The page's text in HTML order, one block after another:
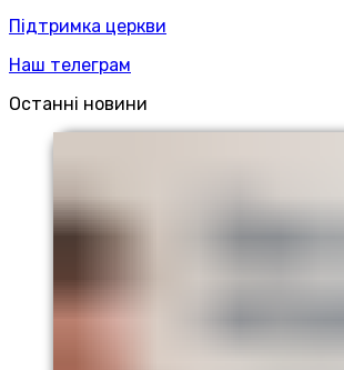
Підтримка церкви
Наш телеграм
Останні новини